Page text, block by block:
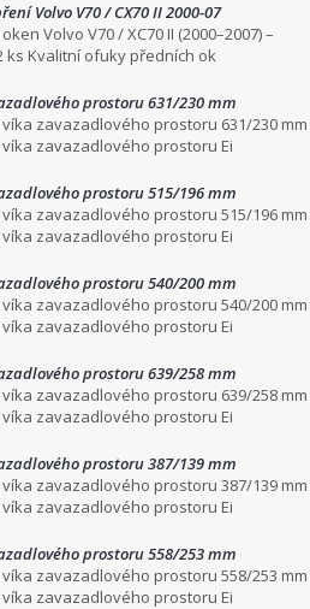
Volvo V70 / CX70 II 2000-07
Volvo V70 / XC70 II (2000–2007) –
ks Kvalitní ofuky předních ok
prostoru 631/230 mm
zavazadlového prostoru 631/230 mm
zavazadlového prostoru Ei
prostoru 515/196 mm
zavazadlového prostoru 515/196 mm
zavazadlového prostoru Ei
prostoru 540/200 mm
zavazadlového prostoru 540/200 mm
zavazadlového prostoru Ei
prostoru 639/258 mm
zavazadlového prostoru 639/258 mm
zavazadlového prostoru Ei
prostoru 387/139 mm
zavazadlového prostoru 387/139 mm
zavazadlového prostoru Ei
prostoru 558/253 mm
zavazadlového prostoru 558/253 mm
zavazadlového prostoru Ei